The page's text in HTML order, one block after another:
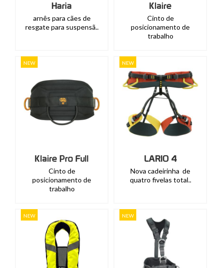
Haria
arnês para cães de
resgate para suspensã..
Klaire
Cinto de
posicionamento de
trabalho
NEW
Klaire Pro Full
Cinto de
posicionamento de
trabalho
NEW
LARIO 4
Nova cadeirinha de
quatro fivelas total..
NEW NEW